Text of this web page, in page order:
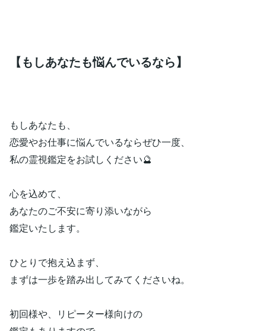
【もしあなたも悩んでいるなら】
もしあなたも、
恋愛やお仕事に悩んでいるならぜひ一度、
私の霊視鑑定をお試しください🔮
心を込めて、
あなたのご不安に寄り添いながら
鑑定いたします。
ひとりで抱え込まず、
まずは一歩を踏み出してみてくださいね。
初回様や、リピーター様向けの